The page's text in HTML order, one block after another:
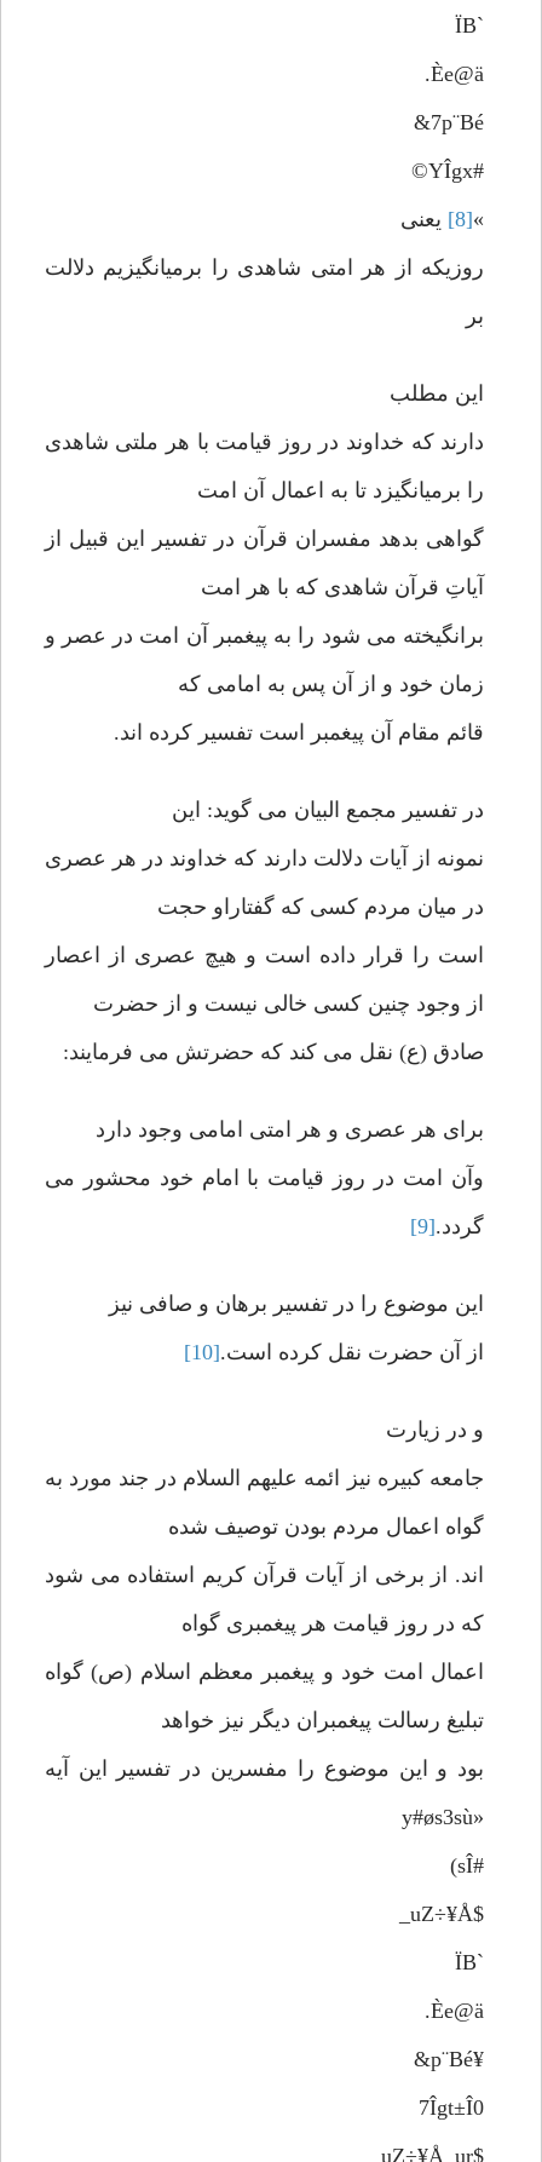
`ÏB
Èe@ä.
7p¨Bé&
#YÎgx©
»
[8]
یعنی
روزیکه از هر امتی شاهدی را برمیانگیزیم دلالت
بر
این مطلب
دارند که خداوند در روز قیامت با هر ملتی شاهدی
را برمیانگیزد تا به اعمال آن امت
گواهی بدهد مفسران قرآن در تفسیر این قبیل از
آیاتِ قرآن شاهدی که با هر امت
برانگیخته می شود را به پیغمبر آن امت در عصر و
زمان خود و از آن پس به امامی که
قائم مقام آن پیغمبر است تفسیر کرده اند.
در تفسیر مجمع البیان می گوید: این
نمونه از آیات دلالت دارند که خداوند در هر عصری
در میان مردم کسی که گفتاراو حجت
است را قرار داده است و هیچ عصری از اعصار
از وجود چنین کسی خالی نیست و از حضرت
صادق (ع) نقل می کند که حضرتش می فرمایند:
برای هر عصری و هر امتی امامی وجود دارد
وآن امت در روز قیامت با امام خود محشور می
گردد.[9]
این موضوع را در تفسیر برهان و صافی نیز
از آن حضرت نقل کرده است.[10]
و در زیارت
جامعه کبیره نیز ائمه علیهم السلام در جند مورد به
گواه اعمال مردم بودن توصیف شده
اند. از برخی از آیات قرآن کریم استفاده می شود
که در روز قیامت هر پیغمبری گواه
اعمال امت خود و پیغمبر معظم اسلام (ص) گواه
تبلیغ رسالت پیغمبران دیگر نیز خواهد
بود و این موضوع را مفسرین در تفسیر این آیه
«y#øs3sù
#sÎ)
$uZ÷¥Å_
`ÏB
Èe@ä.
¥p¨Bé&
7Îgt±Î0
$uZ÷¥Å_ur